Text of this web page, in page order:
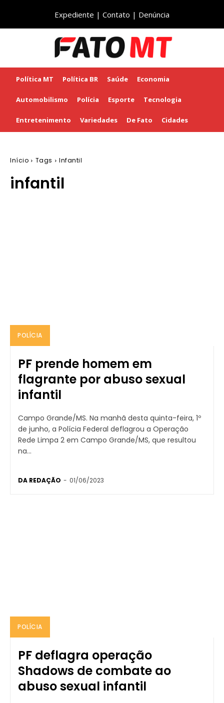
Expediente | Contato | Denúncia
Política MT Política BR Saúde Economia
Automobilismo Polícia Esporte Tecnologia
Entretenimento Variedades De Fato Cidades
Início Tags Infantil
infantil
POLÍCIA
PF prende homem em
flagrante por abuso sexual
infantil
Campo Grande/MS. Na manhã desta quinta-feira, 1º
de junho, a Polícia Federal deflagrou a Operação
Rede Limpa 2 em Campo Grande/MS, que resultou
na...
DA REDAÇÃO - 01/06/2023
POLÍCIA
PF deflagra operação
Shadows de combate ao
abuso sexual infantil